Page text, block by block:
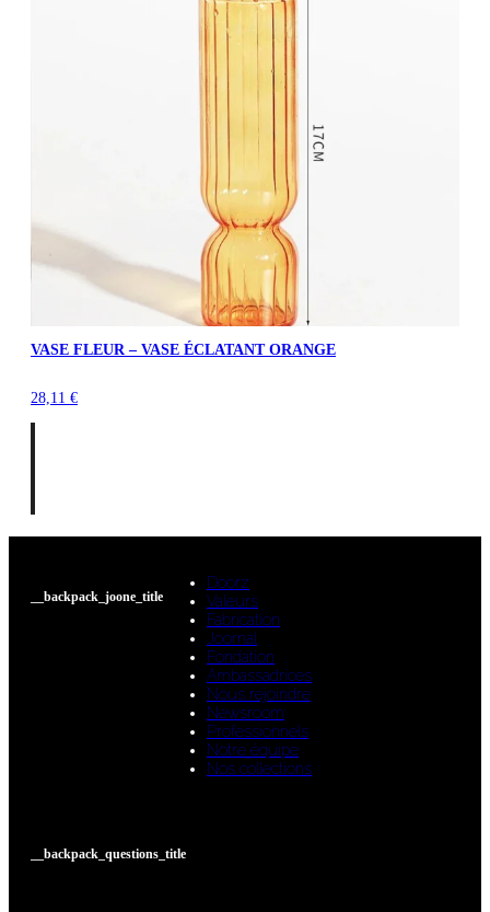
VASE FLEUR – VASE ÉCLATANT ORANGE
28,11 €
__backpack_joone_title
Doorz
Valeurs
Fabrication
Joornal
Fondation
Ambassadrices
Nous rejoindre
Newsroom
Professionnels
Notre équipe
Nos collections
__backpack_questions_title